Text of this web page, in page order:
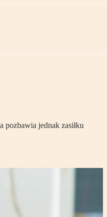
pozbawia jednak zasiłku